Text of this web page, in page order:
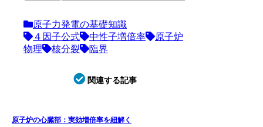
原子力発電の基礎知識
４因子公式
中性子増倍率
原子炉
物理
核分裂 臨界
関連する記事
原子炉の心臓部：実効増倍率を紐解く